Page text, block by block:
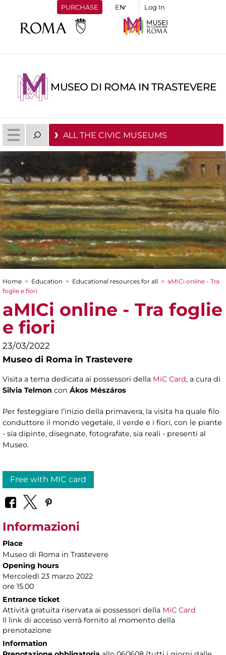
PURCHASE Log In
MUSEO DI ROMA IN TRASTEVERE
ALL THE CIVIC MUSEUMS
You are here
Home > Education > Educational resources for all > aMICi online - Tra
foglie e fiori
aMICi online - Tra foglie
e fiori
23/03/2022
Museo di Roma in Trastevere
Visita a tema dedicata ai possessori della MiC Card, a cura di
Silvia Telmon con Ákos Mészáros
Per festeggiare l’inizio della primavera, la visita ha quale filo
conduttore il mondo vegetale, il verde e i fiori, con le piante
- sia dipinte, disegnate, fotografate, sia reali - presenti al
Museo.
Free with MIC card
Informazioni
Place
Museo di Roma in Trastevere
Opening hours
Mercoledì 23 marzo 2022
ore 15.00
Entrance ticket
Attività gratuita riservata ai possessori della MiC Card
Il link di accesso verrà fornito al momento della
prenotazione
Information